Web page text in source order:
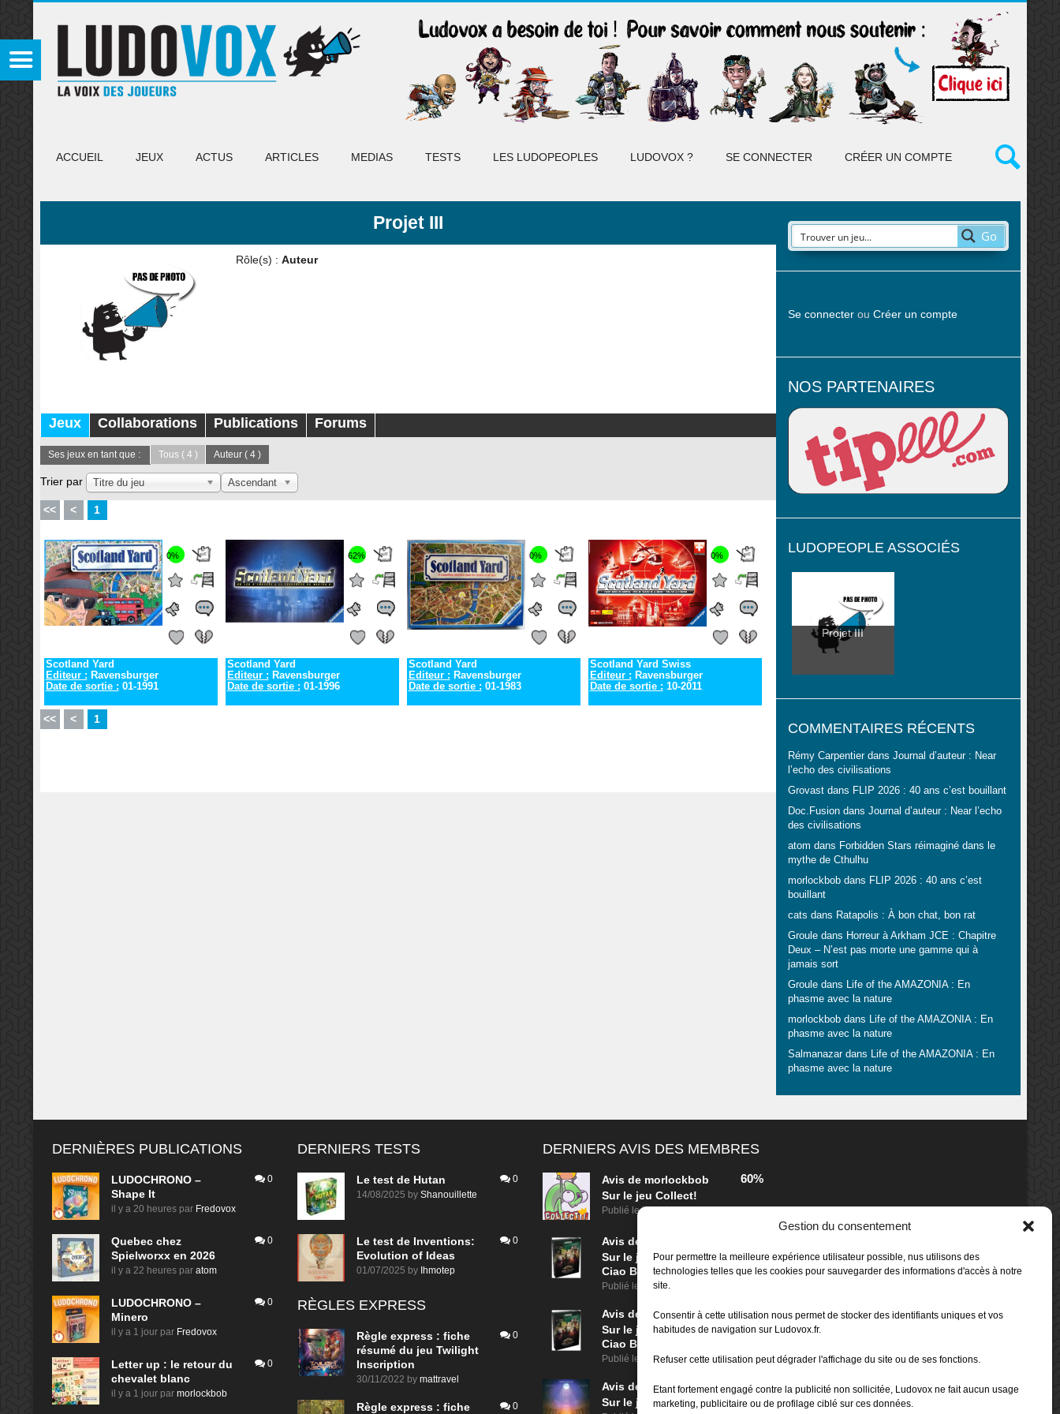
Gestion du consentement
Pour permettre la meilleure expérience utilisateur possible, nus utilisons des
technologies telles que les cookies pour sauvegarder des informations d'accès à notre
site.
Consentir à cette utilisation nous permet de stocker des identifiants uniques et vos
habitudes de navigation sur Ludovox.fr.
Refuser cette utilisation peut dégrader l'affichage du site ou de ses fonctions.
Etant fortement engagé contre la publicité non sollicitée, Ludovox ne fait aucun usage
marketing, publicitaire ou de profilage ciblé sur ces données.
ACCUEIL JEUX ACTUS ARTICLES MEDIAS TESTS LES LUDOPEOPLES LUDOVOX ? SE CONNECTER CRÉER UN COMPTE
Projet III
Rôle(s) : Auteur
Jeux Collaborations Publications Forums
Ses jeux en tant que : Tous( 4 ) Auteur( 4 )
Trier par Titre du jeu Ascendant
<< < 1
0%
Scotland Yard
Editeur : Ravensburger
Date de sortie : 01-1991
62%
Scotland Yard
Editeur : Ravensburger
Date de sortie : 01-1996
0%
Scotland Yard
Editeur : Ravensburger
Date de sortie : 01-1983
0%
Scotland Yard Swiss
Editeur : Ravensburger
Date de sortie : 10-2011
<< < 1
Go
Se connecterou Créer un compte
NOS PARTENAIRES
LUDOPEOPLE ASSOCIÉS
Projet III
COMMENTAIRES RÉCENTS
Rémy Carpentierdans Journal d’auteur : Near
l’echo des civilisations
Grovastdans FLIP 2026 : 40 ans c’est bouillant
Doc.Fusiondans Journal d’auteur : Near l’echo
des civilisations
atom dans Forbidden Stars réimaginé dans le
mythe de Cthulhu
morlockbobdans FLIP 2026 : 40 ans c’est
bouillant
cats dans Ratapolis : À bon chat, bon rat
Grouledans Horreur à Arkham JCE : Chapitre
Deux – N’est pas morte une gamme qui à
jamais sort
Grouledans Life of the AMAZONIA : En
phasme avec la nature
morlockbobdans Life of the AMAZONIA : En
phasme avec la nature
Salmanazardans Life of the AMAZONIA : En
phasme avec la nature
DERNIÈRES PUBLICATIONS
LUDOCHRONO –
Shape It
il y a 20 heures par Fredovox
0
Quebec chez
Spielworxx en 2026
il y a 22 heures par atom
0
LUDOCHRONO –
Minero
il y a 1 jour par Fredovox
0
Letter up : le retour du
chevalet blanc
il y a 1 jour par morlockbob
0
DERNIERS TESTS
Le test de Hutan
14/08/2025 by Shanouillette
0
Le test de Inventions:
Evolution of Ideas
01/07/2025 by Ihmotep
0
RÈGLES EXPRESS
Règle express : fiche
résumé du jeu Twilight
Inscription
30/11/2022 by mattravel
0
Règle express : fiche 0
DERNIERS AVIS DES MEMBRES
Avis de morlockbob
Sur le jeu Collect!
Publié leil y a 8 heures
60%
Avis de
Sur le jeu Detective Box -
Ciao Bella
Publié le il y a 1 jour
Avis de
morlockbob
Sur le jeu Detective Box -
Ciao Bella
Publié le il y a 1 jour
80%
Avis de
morlockbob
Sur le jeu Aeterna
70%